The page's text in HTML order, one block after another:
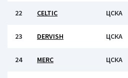
22 CELTIC ЦСКА
23 DERVISH ЦСКА
24 MERC ЦСКА